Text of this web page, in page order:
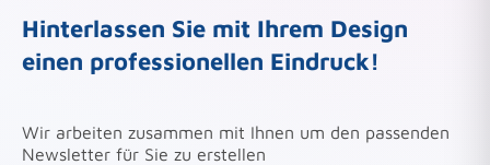
Hinterlassen Sie mit Ihrem Design
einen professionellen Eindruck!
Wir arbeiten zusammen mit Ihnen um den passenden
Newsletter für Sie zu erstellen